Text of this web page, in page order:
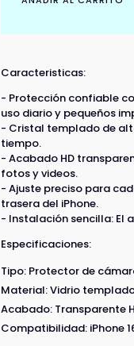
Caracteristicas:
- Protección confiable
uso diario y pequeños
- Cristal templado de
tiempo.
- Acabado HD
fotos y videos.
- Ajuste preciso para
trasera del iPhone.
- Instalación sencilla: El
Especificaciones:
Tipo: Protector de
Material: Vidrio
Acabado: Transparente
Compatibilidad: iPhone